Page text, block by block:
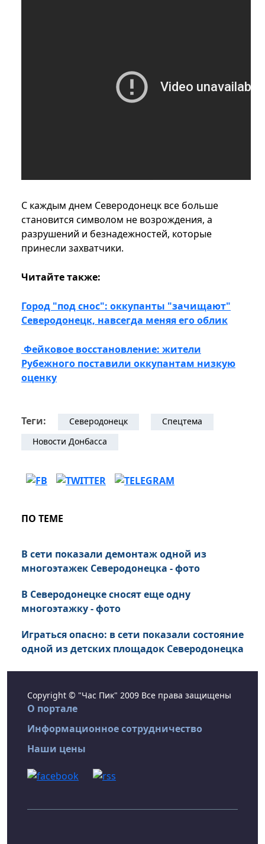
С каждым днем ​​Северодонецк все больше
становится символом не возрождения, а
разрушений и безнадежностей, которые
принесли захватчики.
Читайте также:
Город "под снос": оккупанты "зачищают"
Северодонецк, навсегда меняя его облик
Фейковое восстановление: жители
Рубежного поставили оккупантам низкую
оценку
Теги: Северодонецк
Спецтема
Новости Донбасса
ПО ТЕМЕ
В сети показали демонтаж одной из
многоэтажек Северодонецка - фото
В Северодонецке сносят еще одну
многоэтажку - фото
Играться опасно: в сети показали состояние
одной из детских площадок Северодонецка
Copyright © "Час Пик" 2009 Все права защищены
О портале
Информационное сотрудничество
Наши цены